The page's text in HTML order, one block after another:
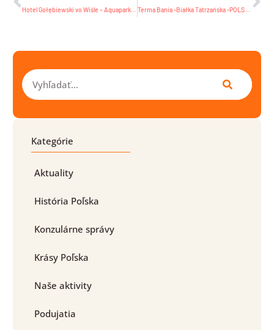
Terma Bania -Białka Tatrzańska -POĽSKO
Vyhľadať
Kategórie
Aktuality
História Poľska
Konzulárne správy
Krásy Poľska
Naše aktivity
Podujatia